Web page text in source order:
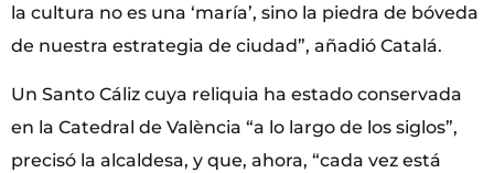
la cultura no es una ‘maría’, sino la piedra de bóveda
de nuestra estrategia de ciudad”, añadió Catalá.
Un Santo Cáliz cuya reliquia ha estado conservada
en la Catedral de València “a lo largo de los siglos”,
precisó la alcaldesa, y que, ahora, “cada vez está